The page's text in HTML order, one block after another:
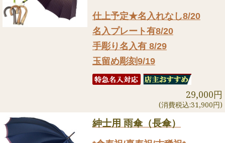
仕上予定★名入れなし8/20
名入プレート有8/20
手彫り名入有 8/29
玉留め彫刻9/19
29,000円
(消費税込:31,900円)
紳士用 雨傘（長傘）